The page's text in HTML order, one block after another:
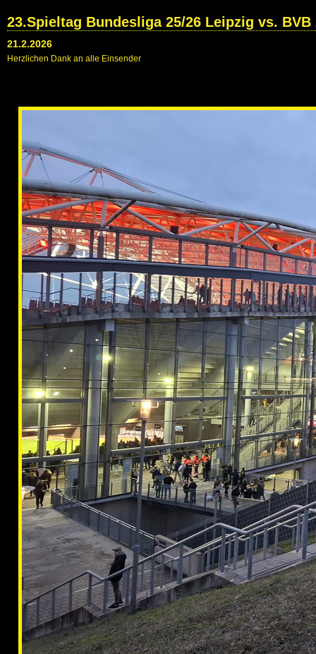
23.Spieltag Bundesliga 25/26 Leipzig vs. BVB
21.2.2026
Herzlichen Dank an alle Einsender